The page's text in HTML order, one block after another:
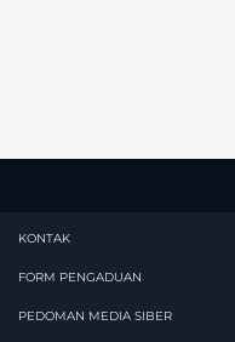
KONTAK
FORM PENGADUAN
PEDOMAN MEDIA SIBER